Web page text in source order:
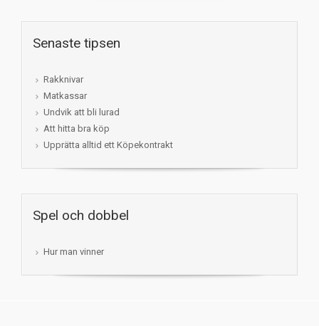
Senaste tipsen
Rakknivar
Matkassar
Undvik att bli lurad
Att hitta bra köp
Upprätta alltid ett Köpekontrakt
Spel och dobbel
Hur man vinner